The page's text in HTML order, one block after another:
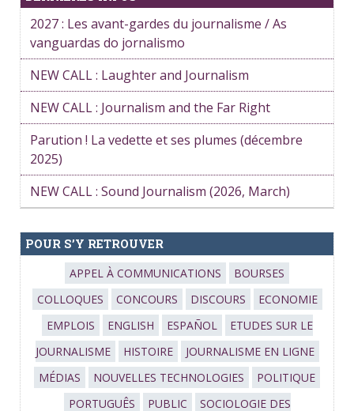
2027 : Les avant-gardes du journalisme / As
vanguardas do jornalismo
NEW CALL : Laughter and Journalism
NEW CALL : Journalism and the Far Right
Parution ! La vedette et ses plumes (décembre
2025)
NEW CALL : Sound Journalism (2026, March)
POUR S’Y RETROUVER
APPEL À COMMUNICATIONS
BOURSES
COLLOQUES
CONCOURS DISCOURS
ECONOMIE
EMPLOIS
ENGLISH ESPAÑOL
ETUDES SUR LE
JOURNALISME
HISTOIRE
JOURNALISME EN LIGNE
MÉDIAS
NOUVELLES TECHNOLOGIES
POLITIQUE
PORTUGUÊS
PUBLIC SOCIOLOGIE DES